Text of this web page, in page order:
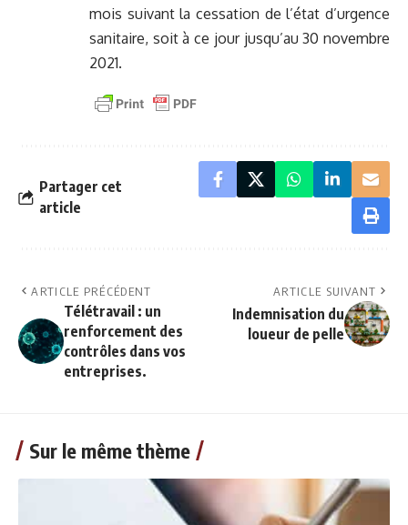
mois suivant la cessation de l’état d’urgence
sanitaire, soit à ce jour jusqu’au 30 novembre
2021.
Partager cet
article
ARTICLE PRÉCÉDENT
Télétravail : un
renforcement des
contrôles dans vos
entreprises.
ARTICLE SUIVANT
Indemnisation du
loueur de pelle
Sur le même thème